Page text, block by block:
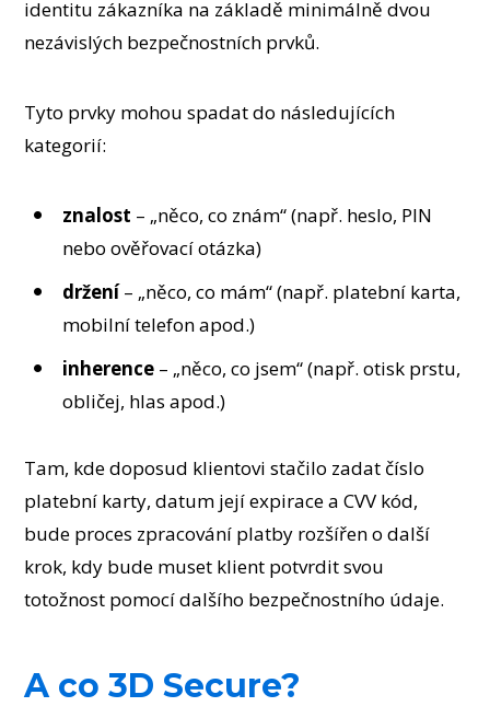
identitu zákazníka na základě minimálně dvou
nezávislých bezpečnostních prvků.
Tyto prvky mohou spadat do následujících
kategorií:
znalost – „něco, co znám“ (např. heslo, PIN
nebo ověřovací otázka)
držení– „něco, co mám“ (např. platební karta,
mobilní telefon apod.)
inherence – „něco, co jsem“ (např. otisk prstu,
obličej, hlas apod.)
Tam, kde doposud klientovi stačilo zadat číslo
platební karty, datum její expirace a CVV kód,
bude proces zpracování platby rozšířen o další
krok, kdy bude muset klient potvrdit svou
totožnost pomocí dalšího bezpečnostního údaje.
A co 3D Secure?